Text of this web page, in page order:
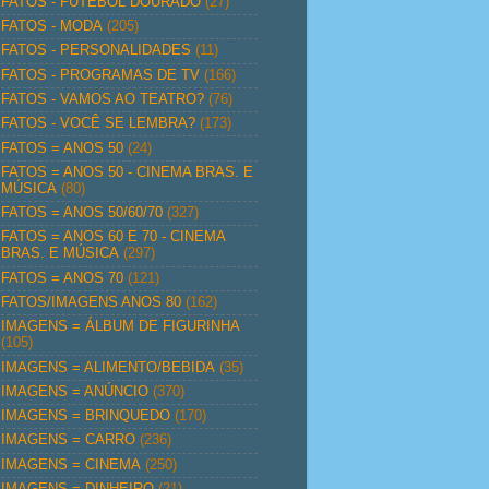
FATOS - MODA (205)
FATOS - PERSONALIDADES (11)
FATOS - PROGRAMAS DE TV (166)
FATOS - VAMOS AO TEATRO? (76)
FATOS - VOCÊ SE LEMBRA? (173)
FATOS = ANOS 50 (24)
FATOS = ANOS 50 - CINEMA BRAS. E
MÚSICA (80)
FATOS = ANOS 50/60/70 (327)
FATOS = ANOS 60 E 70 - CINEMA
BRAS. E MÚSICA (297)
FATOS = ANOS 70 (121)
FATOS/IMAGENS ANOS 80 (162)
IMAGENS = ÁLBUM DE FIGURINHA
(105)
IMAGENS = ALIMENTO/BEBIDA (35)
IMAGENS = ANÚNCIO (370)
IMAGENS = BRINQUEDO (170)
IMAGENS = CARRO (236)
IMAGENS = CINEMA (250)